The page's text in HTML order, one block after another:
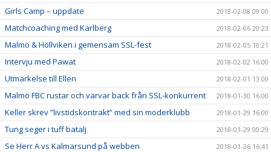
Girls Camp – uppdate 2018-02-08 09:00
Matchcoaching med Karlberg 2018-02-06 20:23
Malmö & Höllviken i gemensam SSL-fest 2018-02-05 10:21
Intervju med Pawat 2018-02-02 16:00
Utmärkelse till Ellen 2018-02-01 13:00
Malmö FBC rustar och värvar back från SSL-konkurrent 2018-01-30 16:00
Keller skrev ”livstidskontrakt” med sin moderklubb 2018-01-29 16:00
Tung seger i tuff batalj 2018-01-29 00:29
Se Herr A vs Kalmarsund på webben 2018-01-26 16:41